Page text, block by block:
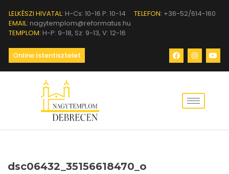
LELKÉSZI HIVATAL: H-Cs: 10-16 P: 10-14 TELEFON: +36-52/614-160
EMAIL: nagytemplom@reformatus.hu
TEMPLOM: H-P: 9-18, Sz: 9-13, V: 12-16
Online Istentisztelet
dsc06432_35156618470_o